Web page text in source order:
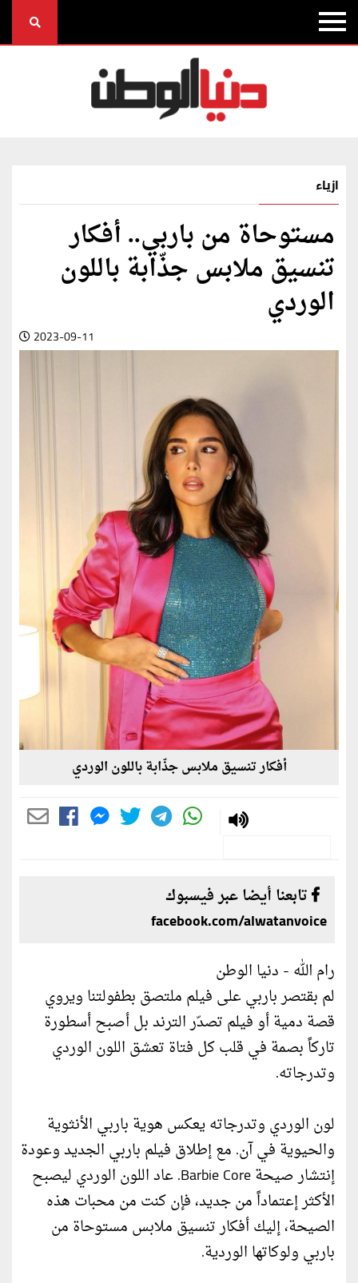
ازياء
مستوحاة من باربي.. أفكار
تنسيق ملابس جذّابة باللون
الوردي
2023-09-11
أفكار تنسيق ملابس جذّابة باللون الوردي
تابعنا أيضا عبر فيسبوك
facebook.com/alwatanvoice
رام الله - دنيا الوطن
لم بقتصر باربي على فيلم ملتصق بطفولتنا ويروي
قصة دمية أو فيلم تصدّر الترند بل أصبح أسطورة
تاركاً بصمة في قلب كل فتاة تعشق اللون الوردي
وتدرجاته.
لون الوردي وتدرجاته يعكس هوية باربي الأنثوية
والحيوية في آن. مع إطلاق فيلم باربي الجديد وعودة
إنتشار صيحة Barbie Core. عاد اللون الوردي ليصبح
الأكثر إعتماداً من جديد، فإن كنت من محبات هذه
الصيحة، إليك أفكار تنسيق ملابس مستوحاة من
باربي ولوكاتها الوردية.